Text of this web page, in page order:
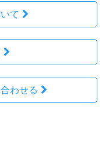
て
わせる